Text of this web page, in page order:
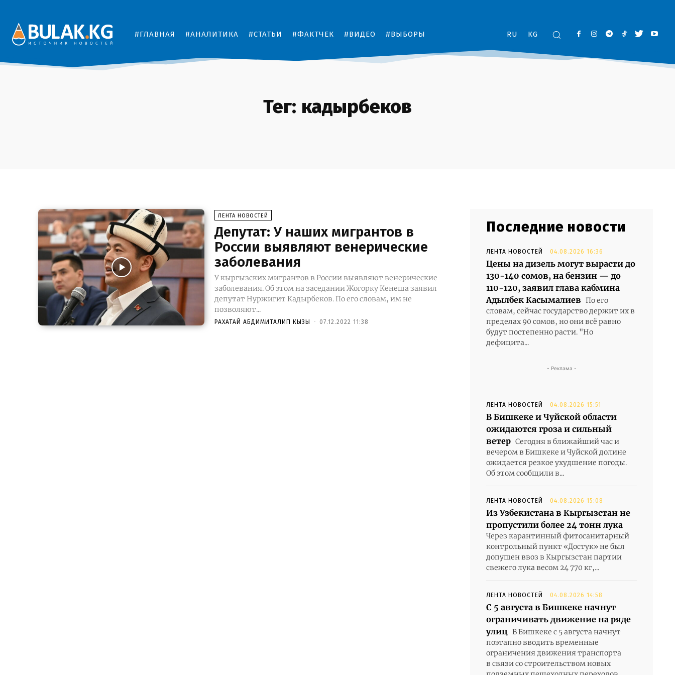
#ГЛАВНАЯ #АНАЛИТИКА #СТАТЬИ #ФАКТЧЕК #ВИДЕО #ВЫБОРЫ RU KG
Тег: кадырбеков
ЛЕНТА НОВОСТЕЙ
Депутат: У наших мигрантов в
России выявляют венерические
заболевания
У кыргызских мигрантов в России выявляют венерические
заболевания. Об этом на заседании Жогорку Кенеша заявил
депутат Нуржигит Кадырбеков. По его словам, им не
позволяют...
РАХАТАЙ АБДИМИТАЛИП КЫЗЫ - 07.12.2022 11:38
Последние новости
ЛЕНТА НОВОСТЕЙ 04.08.2026 16:36
Цены на дизель могут вырасти до
130-140 сомов, на бензин — до
110-120, заявил глава кабмина
Адылбек Касымалиев По его
словам, сейчас государство держит их в
пределах 90 сомов, но они всё равно
будут постепенно расти. "Но
дефицита...
- Реклама -
ЛЕНТА НОВОСТЕЙ 04.08.2026 15:51
В Бишкеке и Чуйской области
ожидаются гроза и сильный
ветер Сегодня в ближайший час и
вечером в Бишкеке и Чуйской долине
ожидается резкое ухудшение погоды.
Об этом сообщили в...
ЛЕНТА НОВОСТЕЙ 04.08.2026 15:08
Из Узбекистана в Кыргызстан не
пропустили более 24 тонн лука
Через карантинный фитосанитарный
контрольный пункт «Достук» не был
допущен ввоз в Кыргызстан партии
свежего лука весом 24 770 кг,...
ЛЕНТА НОВОСТЕЙ 04.08.2026 14:58
С 5 августа в Бишкеке начнут
ограничивать движение на ряде
улиц В Бишкеке с 5 августа начнут
поэтапно вводить временные
ограничения движения транспорта
в связи со строительством новых